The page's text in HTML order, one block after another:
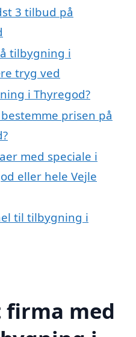
3 tilbud på
tilbygning i
tryg ved
i Thyregod?
prisen på
med speciale i
eller hele Vejle
til tilbygning i
firma med